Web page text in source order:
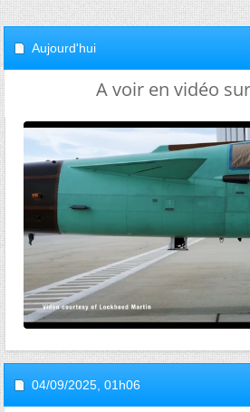
Aujourd'hui
A voir en vidéo
04/09/2025, 01h06